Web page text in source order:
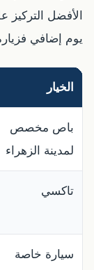
الأفضل
يوم إضافي
الخيار
باص مخصص
لمدينة الزهراء
تاكسي
سيارة خاصة